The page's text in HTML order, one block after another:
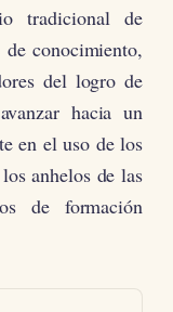
tradicional de
de conocimiento,
del logro de
hacia un
en el uso de los
anhelos de las
de formación